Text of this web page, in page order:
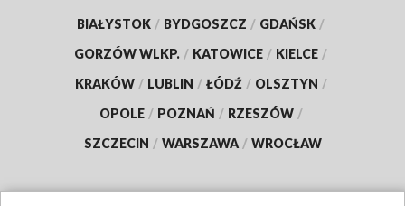
BIAŁYSTOK / BYDGOSZCZ / GDAŃSK /
GORZÓW WLKP. / KATOWICE / KIELCE /
KRAKÓW / LUBLIN / ŁÓDŹ / OLSZTYN /
OPOLE / POZNAŃ / RZESZÓW /
SZCZECIN / WARSZAWA / WROCŁAW